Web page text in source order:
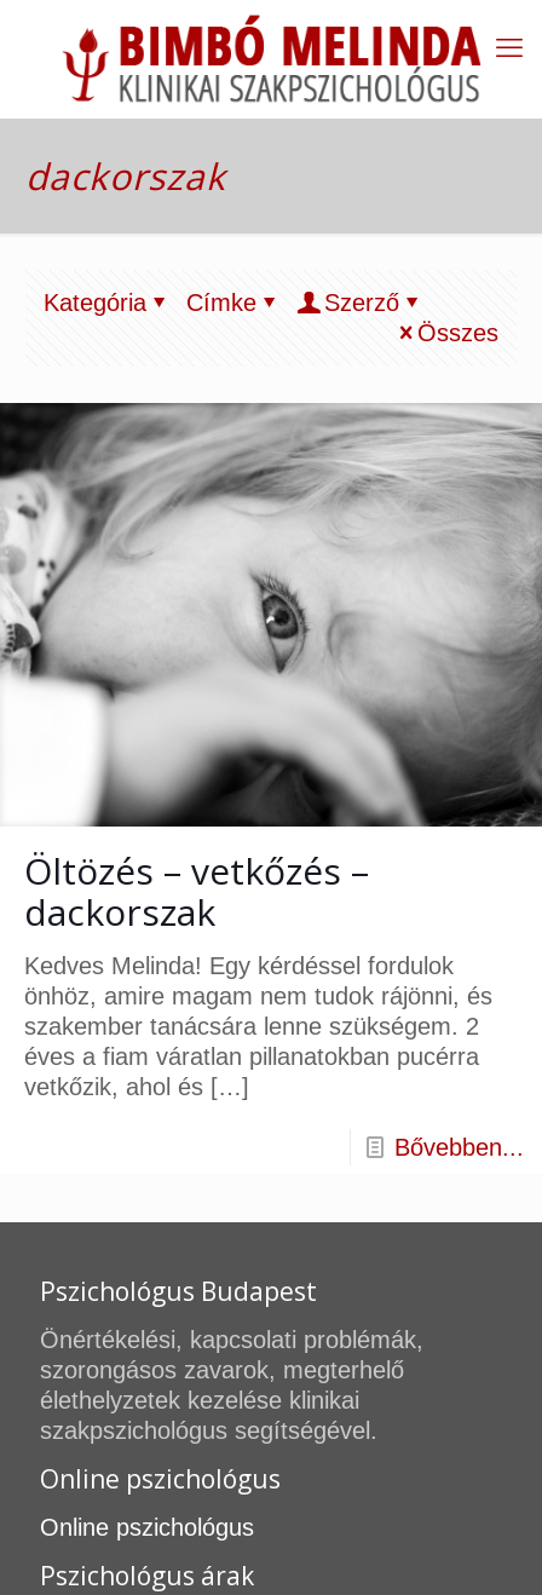
dackorszak
Kategória Címke
Szerző
Összes
Öltözés – vetkőzés –
dackorszak
Kedves Melinda! Egy kérdéssel fordulok
önhöz, amire magam nem tudok rájönni, és
szakember tanácsára lenne szükségem. 2
éves a fiam váratlan pillanatokban pucérra
vetkőzik, ahol és […]
Bővebben...
Pszichológus Budapest
Önértékelési, kapcsolati problémák,
szorongásos zavarok, megterhelő
élethelyzetek kezelése klinikai
szakpszichológus segítségével.
Online pszichológus
Online pszichológus
Pszichológus árak